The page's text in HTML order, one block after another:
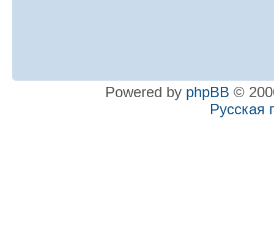
Powered by phpBB ©
Русская